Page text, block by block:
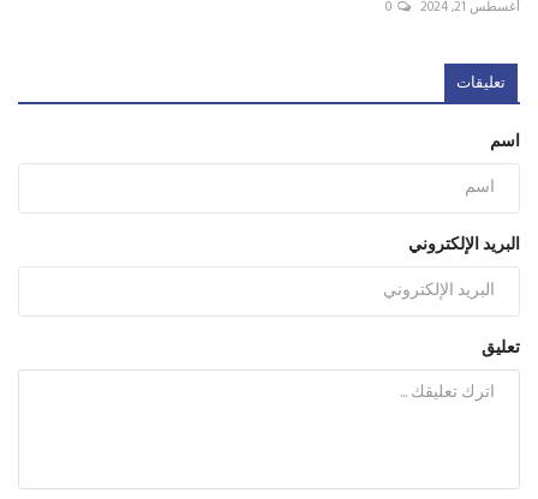
أغسطس 21, 2024 0
تعليقات
اسم
البريد الإلكتروني
تعليق